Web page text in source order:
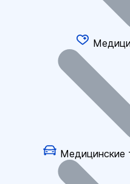
Медицинские